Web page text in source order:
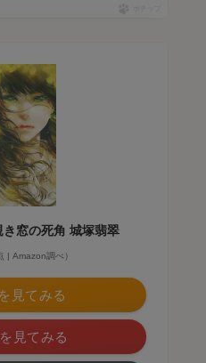
窓の死角 城塚翡翠
| Amazon調べ）
見てみる
見てみる